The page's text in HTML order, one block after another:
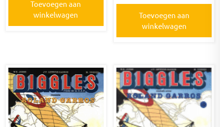
Toevoegen aan
winkelwagen
Toevoegen aan
winkelwagen